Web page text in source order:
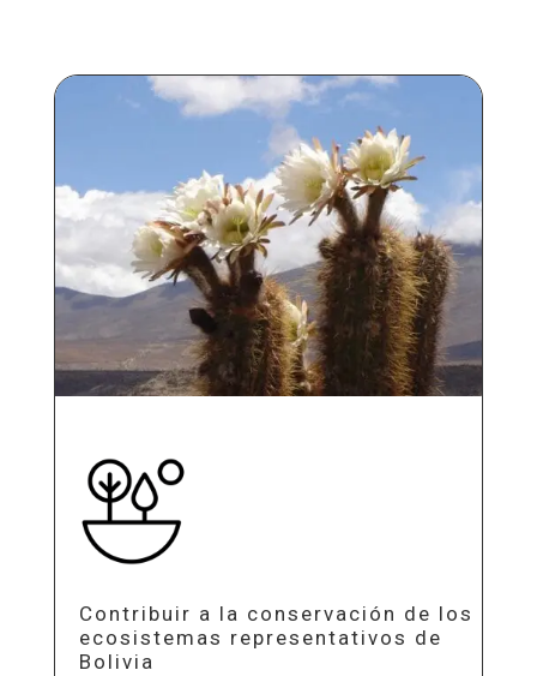
Contribuir a la conservación de los
ecosistemas representativos de
Bolivia